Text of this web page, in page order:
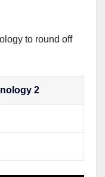
to round off
2